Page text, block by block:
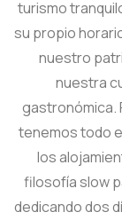
turismo
su propio
nuestro
nuestra
gastronómica.
tenemos todo
los
filosofía slow
dedicando dos